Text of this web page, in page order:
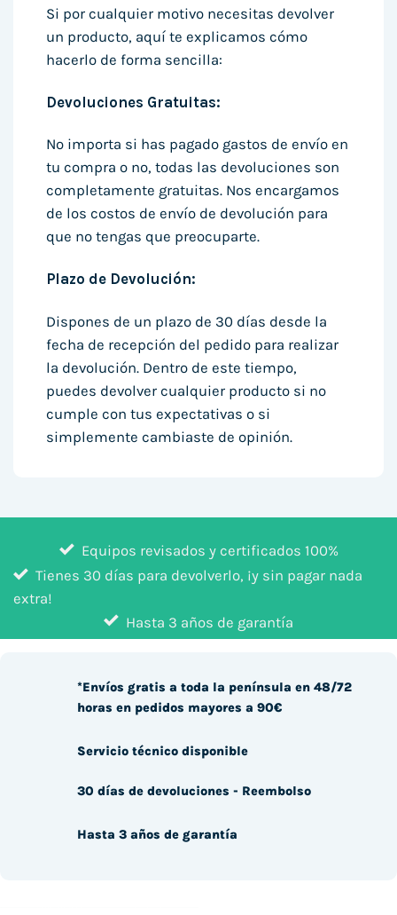
Si por cualquier motivo necesitas devolver
un producto, aquí te explicamos cómo
hacerlo de forma sencilla:
Devoluciones Gratuitas:
No importa si has pagado gastos de envío en
tu compra o no, todas las devoluciones son
completamente gratuitas. Nos encargamos
de los costos de envío de devolución para
que no tengas que preocuparte.
Plazo de Devolución:
Dispones de un plazo de 30 días desde la
fecha de recepción del pedido para realizar
la devolución. Dentro de este tiempo,
puedes devolver cualquier producto si no
cumple con tus expectativas o si
simplemente cambiaste de opinión.
Equipos revisados y certificados 100%
Tienes 30 días para devolverlo, ¡y sin pagar nada
extra!
Hasta 3 años de garantía
*Envíos gratis a toda la península en 48/72
horas en pedidos mayores a 90€
Servicio técnico disponible
30 días de devoluciones - Reembolso
Hasta 3 años de garantía